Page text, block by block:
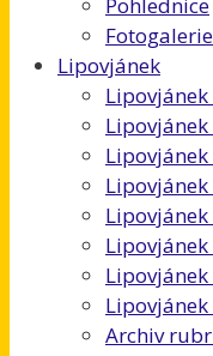
Lipovjánek
Lipovjánek
Lipovjánek
Lipovjánek
Lipovjánek
Lipovjánek
Lipovjánek
Lipovjánek
Archiv